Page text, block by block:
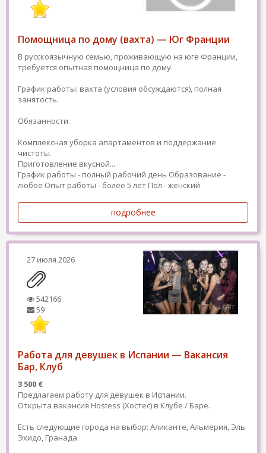
Помощница по дому (вахта) — Юг Франции
В русскоязычную семью, проживающую на юге Франции,
требуется опытная помощница по дому.
График работы: вахта (условия обсуждаются), полная
занятость.
Обязанности:
Комплексная уборка апартаментов и поддержание
чистоты.
Приготовление вкусной...
График работы - полный рабочий день Образование -
любое Опыт работы - более 5 лет Пол - женский
подробнее
27 июля 2026
542166
59
Работа для девушек в Испании — Вакансия
Бар, Клуб
3 500 €
Предлагаем работу для девушек в Испании.
Открыта вакансия Hostess (Хостес) в Клубе / Баре.
Есть следующие города на выбор: Аликанте, Альмерия, Эль
Эхидо, Гранада.